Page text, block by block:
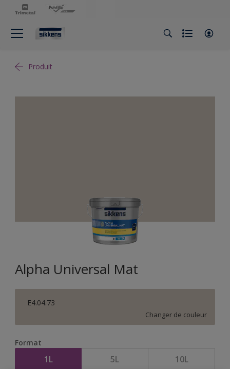
Produit
Alpha Universal Mat
E4.04.73
Changer de couleur
Format
1L 5L 10L